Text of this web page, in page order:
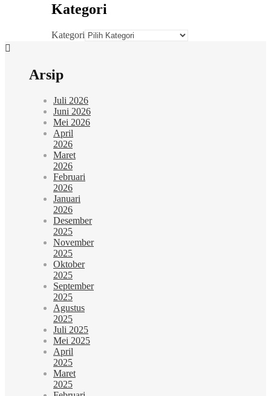
Kategori
Kategori
Arsip
Juli 2026
Juni 2026
Mei 2026
April
2026
Maret
2026
Februari
2026
Januari
2026
Desember
2025
November
2025
Oktober
2025
September
2025
Agustus
2025
Juli 2025
Mei 2025
April
2025
Maret
2025